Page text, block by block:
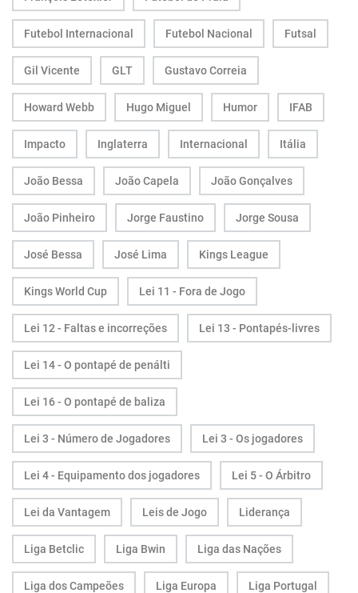
Futebol Internacional Futebol Nacional Futsal
Gil Vicente GLT Gustavo Correia
Howard Webb Hugo Miguel Humor IFAB
Impacto Inglaterra Internacional Itália
João Bessa João Capela João Gonçalves
João Pinheiro Jorge Faustino Jorge Sousa
José Bessa José Lima Kings League
Kings World Cup Lei 11 - Fora de Jogo
Lei 12 - Faltas e incorreções Lei 13 - Pontapés-livres
Lei 14 - O pontapé de penálti
Lei 16 - O pontapé de baliza
Lei 3 - Número de Jogadores Lei 3 - Os jogadores
Lei 4 - Equipamento dos jogadores Lei 5 - O Árbitro
Lei da Vantagem Leis de Jogo Liderança
Liga Betclic Liga Bwin Liga das Nações
Liga dos Campeões Liga Europa Liga Portugal